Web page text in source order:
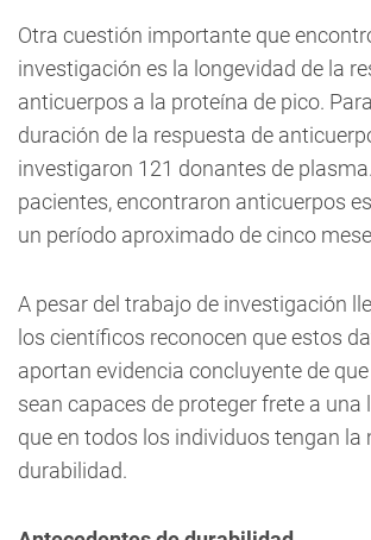
Otra cuestión importante que
investigación es la longevidad de la
anticuerpos a la proteína de pico.
duración de la respuesta de
investigaron 121 donantes de
pacientes, encontraron anticuerpos
un período aproximado de cinco
A pesar del trabajo de investigación
los científicos reconocen que estos
aportan evidencia concluyente de
sean capaces de proteger frete a una
que en todos los individuos tengan la
durabilidad.